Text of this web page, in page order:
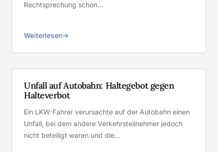
Rechtsprechung schon…
Weiterlesen
Unfall auf Autobahn: Haltegebot gegen
Halteverbot
Ein LKW-Fahrer verursachte auf der Autobahn einen
Unfall, bei dem andere Verkehrsteilnehmer jedoch
nicht beteiligt waren und die…